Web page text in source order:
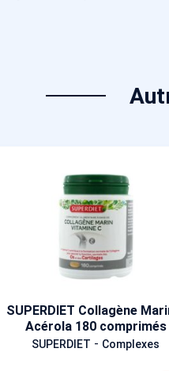
SUPERDIET Collagène
Acérola 180 comprimés
SUPERDIET - Complexes